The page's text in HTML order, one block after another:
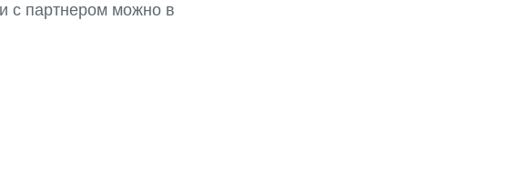
с партнером можно в